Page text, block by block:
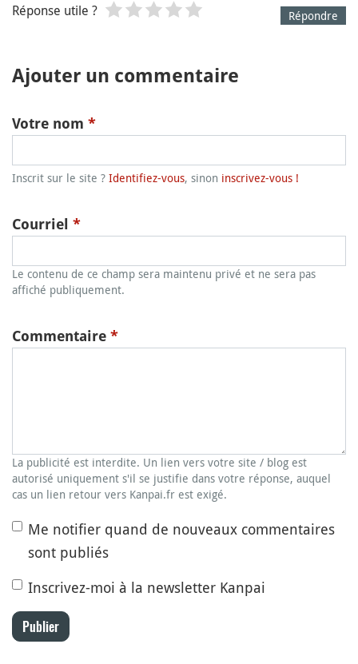
Répondre
Réponse utile ?
Ajouter un commentaire
Votre nom *
Inscrit sur le site ? Identifiez-vous, sinon inscrivez-vous !
Courriel *
Le contenu de ce champ sera maintenu privé et ne sera pas
affiché publiquement.
Commentaire *
La publicité est interdite. Un lien vers votre site / blog est
autorisé uniquement s'il se justifie dans votre réponse, auquel
cas un lien retour vers Kanpai.fr est exigé.
Me notifier quand de nouveaux commentaires
sont publiés
Inscrivez-moi à la newsletter Kanpai
Publier